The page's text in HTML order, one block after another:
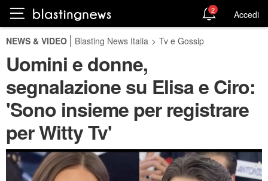
2 Accedi
NEWS & VIDEO Blasting News Italia > Tv e Gossip
Uomini e donne,
segnalazione su Elisa e Ciro:
'Sono insieme per registrare
per Witty Tv'